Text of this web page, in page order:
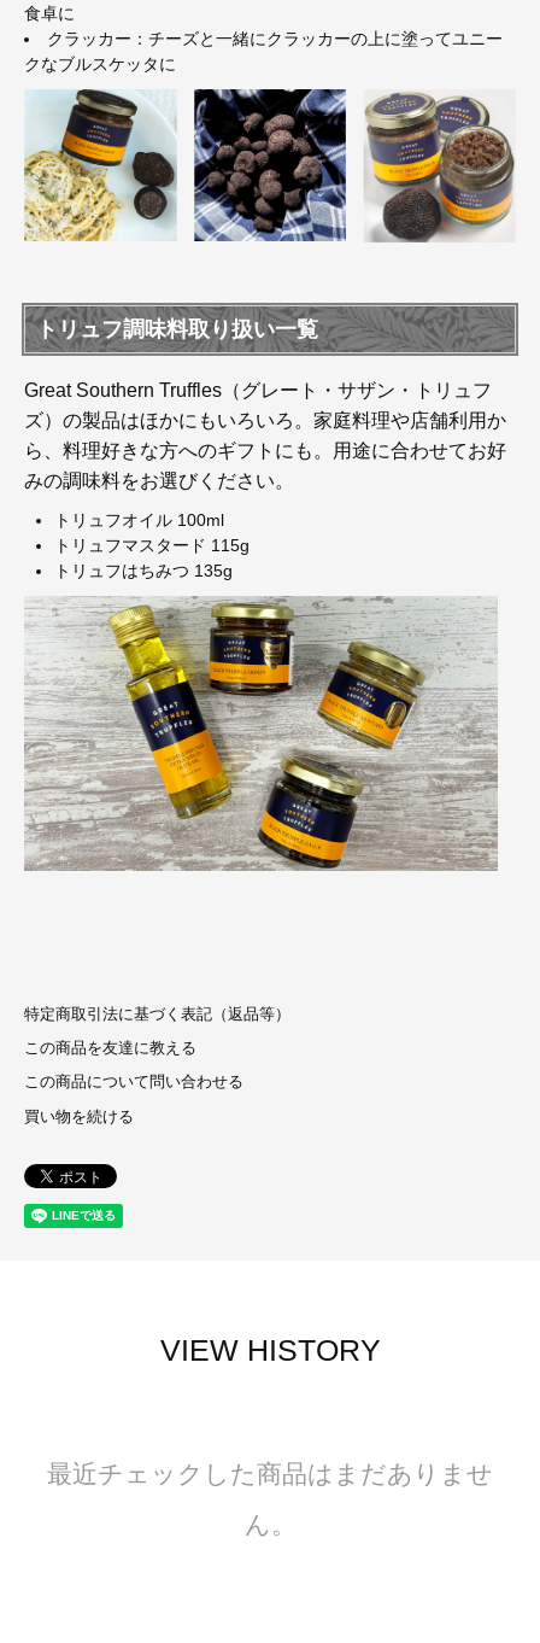
食卓に
クラッカー：チーズと一緒にクラッカーの上に塗ってユニー
クなブルスケッタに
トリュフ調味料取り扱い一覧
Great Southern Truffles（グレート・サザン・トリュフ
ズ）の製品はほかにもいろいろ。家庭料理や店舗利用か
ら、料理好きな方へのギフトにも。用途に合わせてお好
みの調味料をお選びください。
トリュフオイル 100ml
トリュフマスタード 115g
トリュフはちみつ 135g
特定商取引法に基づく表記（返品等）
この商品を友達に教える
この商品について問い合わせる
買い物を続ける
VIEW HISTORY
最近チェックした商品はまだありませ
ん。